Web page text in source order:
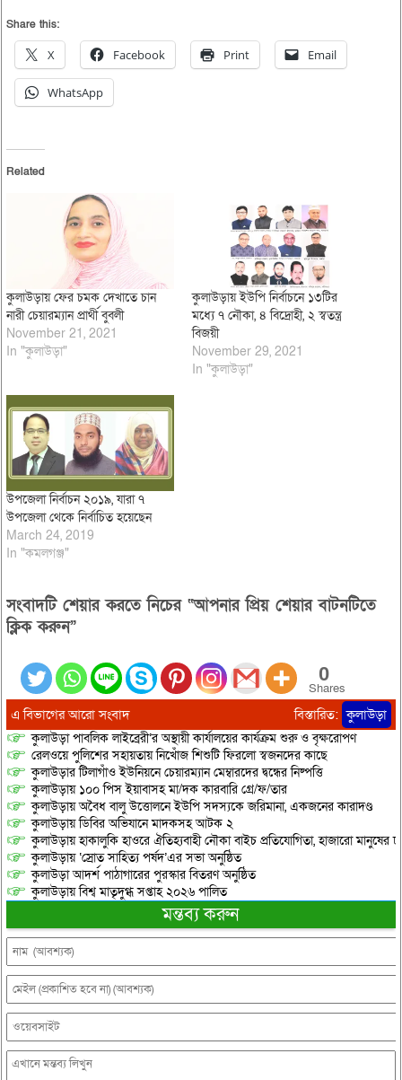
Share this:
X Facebook Print Email
WhatsApp
Related
কুলাউড়ায় ফের চমক দেখাতে চান
নারী চেয়ারম্যান প্রার্থী বুবলী
November 21, 2021
In "কুলাউড়া"
কুলাউড়ায় ইউপি নির্বাচনে ১৩টির
মধ্যে ৭ নৌকা, ৪ বিদ্রোহী, ২ স্বতন্ত্র
বিজয়ী
November 29, 2021
In "কুলাউড়া"
উপজেলা নির্বাচন ২০১৯, যারা ৭
উপজেলা থেকে নির্বাচিত হয়েছেন
March 24, 2019
In "কমলগঞ্জ"
সংবাদটি শেয়ার করতে নিচের “আপনার প্রিয় শেয়ার বাটনটিতে
ক্লিক করুন”
0
Shares
এ বিভাগের আরো সংবাদ বিস্তারিত: কুলাউড়া
কুলাউড়া পাবলিক লাইব্রেরী’র অস্থায়ী কার্যালয়ের কার্যক্রম শুরু ও বৃক্ষরোপণ
রেলওয়ে পুলিশের সহায়তায় নিখোঁজ শিশুটি ফিরলো স্বজনদের কাছে
কুলাউড়ার টিলাগাঁও ইউনিয়নে চেয়ারম্যান মেম্বারদের দ্বন্ধের নিষ্পত্তি
কুলাউড়ায় ১০০ পিস ইয়াবাসহ মা/দক কারবারি গ্রে/ফ/তার
কুলাউড়ায় অবৈধ বালু উত্তোলনে ইউপি সদস্যকে জরিমানা, একজনের কারাদণ্ড
কুলাউড়ায় ডিবির অভিযানে মাদকসহ আটক ২
কুলাউড়ায় হাকালুকি হাওরে ঐতিহ্যবাহী নৌকা বাইচ প্রতিযোগিতা, হাজারো মানুষের
কুলাউড়ায় ‘স্রোত সাহিত্য পর্ষদ’এর সভা অনুষ্ঠিত
কুলাউড়া আদর্শ পাঠাগারের পুরস্কার বিতরণ অনুষ্ঠিত
কুলাউড়ায় বিশ্ব মাতৃদুগ্ধ সপ্তাহ ২০২৬ পালিত
মন্তব্য করুন